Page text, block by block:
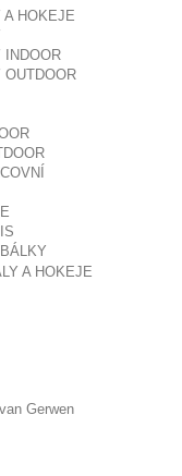
A HOKEJE
INDOOR
OUTDOOR
Gerwen